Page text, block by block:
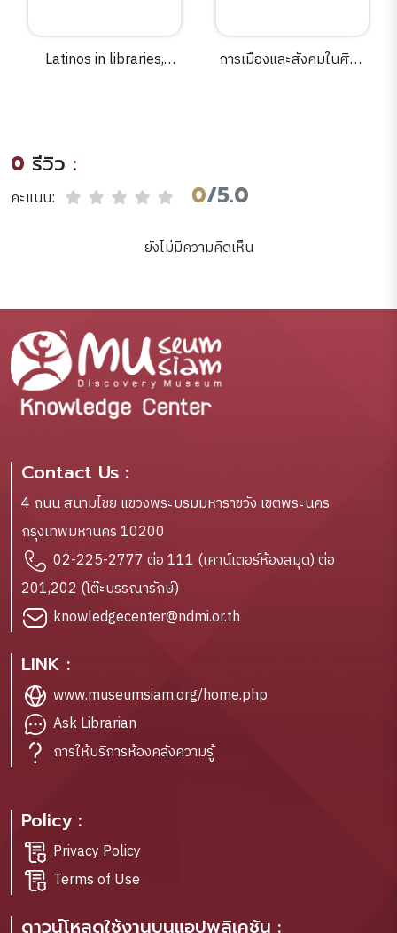
Latinos in libraries,
/PatriciaMontiel
Overall, Annabelle
Villaescusa Nunez, and
การเมืองและสังคมในศิลป
0 รีวิว :
คะแนน: 0/5.0
ยังไม่มีความคิดเห็น
Contact Us :
4 ถนน สนามไชย แขวงพระบรมมหาราชวัง เขตพระนคร
กรุงเทพมหานคร 10200
02-225-2777 ต่อ 111 (เคาน์เตอร์ห้องสมุด) ต่อ
201,202 (โต๊ะบรรณารักษ์)
knowledgecenter@ndmi.or.th
LINK :
www.museumsiam.org/home.php
Ask Librarian
การให้บริการห้องคลังความรู้
Policy :
Privacy Policy
Terms of Use
ดาวน์โหลดใช้งานบนแอปพลิเคชัน :